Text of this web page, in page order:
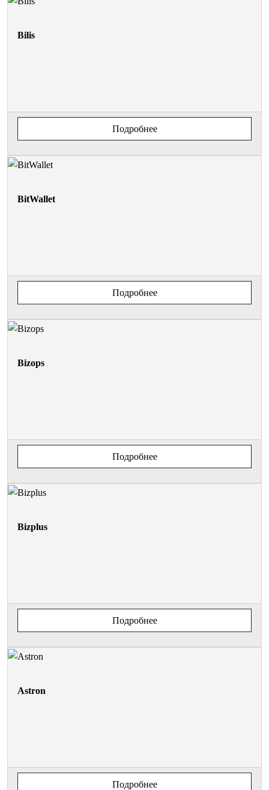
Bilis
Подробнее
BitWallet
Подробнее
Bizops
Подробнее
Bizplus
Подробнее
Astron
Подробнее